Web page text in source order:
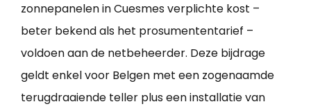
zonnepanelen in Cuesmes verplichte kost –
beter bekend als het prosumententarief –
voldoen aan de netbeheerder. Deze bijdrage
geldt enkel voor Belgen met een zogenaamde
terugdraaiende teller plus een installatie van